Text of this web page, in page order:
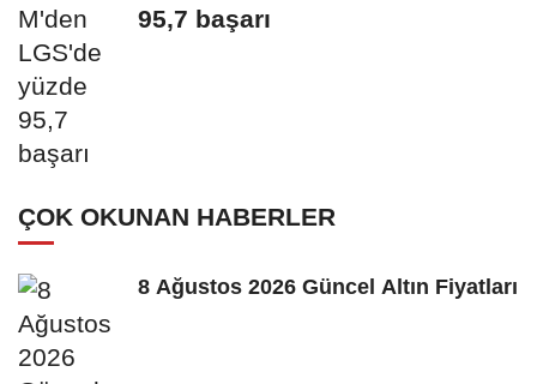
95,7 başarı
ÇOK OKUNAN HABERLER
8 Ağustos 2026 Güncel Altın Fiyatları